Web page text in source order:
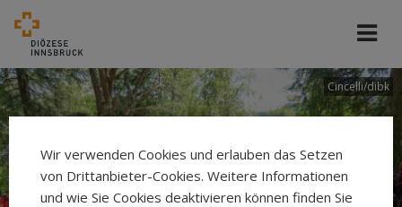
Cincelli/dibk
Wir verwenden Cookies und erlauben das Setzen
von Drittanbieter-Cookies. Weitere Informationen
und wie Sie Cookies deaktivieren können finden Sie